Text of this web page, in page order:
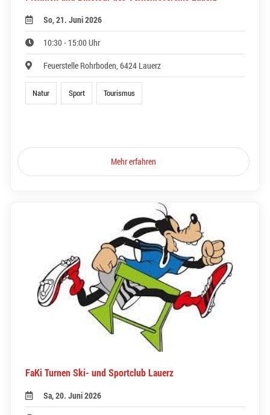
So, 21. Juni 2026
10:30 - 15:00 Uhr
Feuerstelle Rohrboden, 6424 Lauerz
Natur Sport Tourismus
Mehr erfahren
FaKi Turnen Ski- und Sportclub Lauerz
Sa, 20. Juni 2026